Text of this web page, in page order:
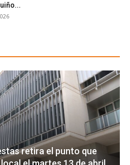
retira el punto que